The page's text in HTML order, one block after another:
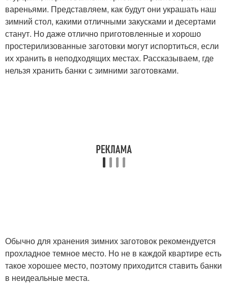
вареньями. Представляем, как будут они украшать наш
зимний стол, какими отличными закусками и десертами
станут. Но даже отлично приготовленные и хорошо
простерилизованные заготовки могут испортиться, если
их хранить в неподходящих местах. Рассказываем, где
нельзя хранить банки с зимними заготовками.
Обычно для хранения зимних заготовок рекомендуется
прохладное темное место. Но не в каждой квартире есть
такое хорошее место, поэтому приходится ставить банки
в неидеальные места.